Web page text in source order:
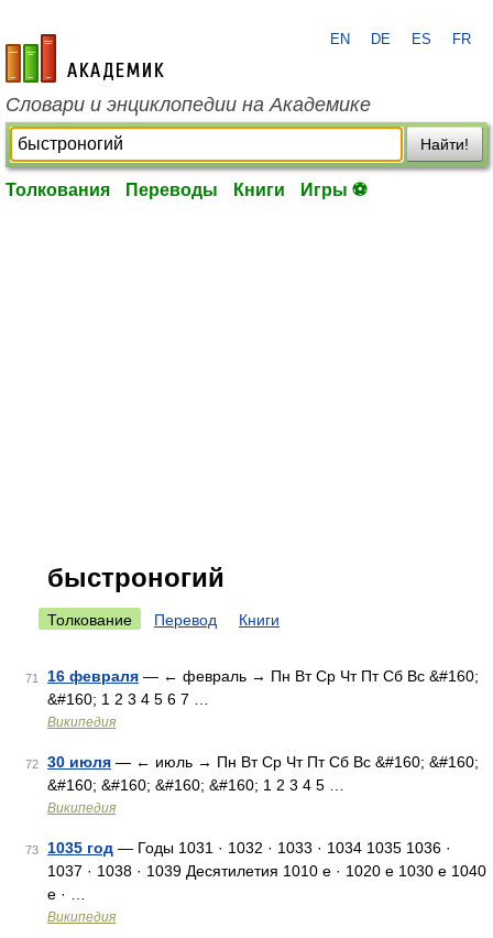
academic.ru
EN DE ES FR
Словари и энциклопедии на Академике
Найти!
Толкования Переводы Книги Игры ⚽
быстроногий
Толкование Перевод Книги
71 16 февраля — ← февраль → Пн Вт Ср Чт Пт Сб Вс &#160;
&#160; 1 2 3 4 5 6 7 …
Википедия
72 30 июля — ← июль → Пн Вт Ср Чт Пт Сб Вс &#160; &#160;
&#160; &#160; &#160; &#160; 1 2 3 4 5 …
Википедия
73 1035 год — Годы 1031 · 1032 · 1033 · 1034 1035 1036 ·
1037 · 1038 · 1039 Десятилетия 1010 е · 1020 е 1030 е 1040
е · …
Википедия